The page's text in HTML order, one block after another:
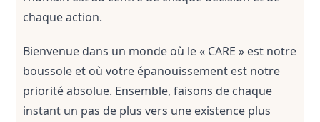
chaque action.
Bienvenue dans un monde où le « CARE » est notre
boussole et où votre épanouissement est notre
priorité absolue. Ensemble, faisons de chaque
instant un pas de plus vers une existence plus